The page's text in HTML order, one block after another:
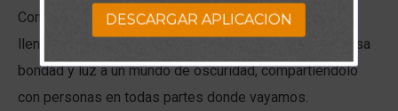
Como cristianos, somos recipientes que Dios quiere
llenar con Su bondad y luz. Entonces debemos llevar esa
bondad y luz a un mundo de oscuridad, compartiéndolo
con personas en todas partes donde vayamos.
DESCARGAR APLICACION